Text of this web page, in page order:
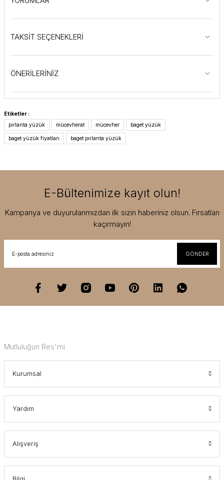
TAKSİT SEÇENEKLERİ
ÖNERİLERİNİZ
Etiketler :
pırlanta yüzük
mücevherat mücevher baget yüzük
baget yüzük fiyatları baget pırlanta yüzük
E-Bültenimize kayıt olun!
Kampanya ve duyurularımızdan ilk sizin haberiniz olsun. Fırsatları
kaçırmayın!
GÖNDER
Mutluluğun Res'mi
Kurumsal
Yardım
Alışveriş